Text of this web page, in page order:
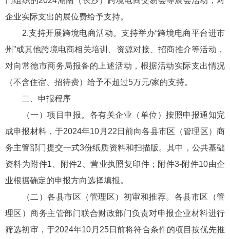
企业实际支出的展位费给予支持。
2.支持开展跨境电商活动。支持举办“跨境电商平台进市
州”或其他跨境电商相关培训、资源对接、招商推介等活动，
对向常德市商务局报备的上述活动，根据活动实际支出情况
（不含住宿、招待费）给予不超过5万元/家的支持。
二、申报程序
（一）项目申报。各有关企业（单位）按照申报通知完
成申报材料，于2024年10月22日前向各县市区（管理区）商
务主管部门提交一式3份纸质资料和扫描版。其中，公共基础
资料为附件1、附件2、营业执照复印件；附件3-附件10由企
业根据确定的申报方向选择填报。
（二）各县市区（管理区）初审和推荐。各县市区（管
理区）商务主管部门联合财政部门负责对申报企业材料进行
筛选初审，于2024年10月25日前将符合条件的项目按优先推